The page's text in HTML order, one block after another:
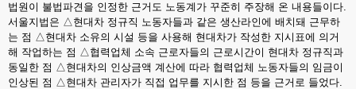
법원이 불법파견을 인정한 근거도 노동계가 꾸준히 주장해 온 내용들이다.
서울지법은 △현대차 정규직 노동자들과 같은 생산라인에 배치돼 근무하
는 점 △현대차 소유의 시설 등을 사용해 현대차가 작성한 지시표에 의거
해 작업하는 점 △협력업체 소속 근로자들의 근로시간이 현대차 정규직과
동일한 점 △현대차의 인상금액 계산에 따라 협력업체 노동자들의 임금이
인상된 점 △현대차 관리자가 직접 업무를 지시한 점 등을 근거로 들었다.